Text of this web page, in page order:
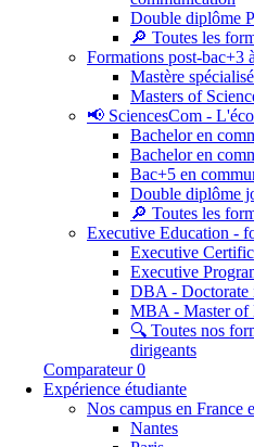
Double diplôme
🔎 Toutes les
Formations post-bac+3
Mastère
Masters of
📢 SciencesCom -
Bachelor en
Bachelor en
Bac+5 en
Double diplôme
🔎 Toutes les
Executive Education -
Executive
Executive
DBA - Doctorate
MBA - Master of
🔍 Toutes nos
dirigeants
Comparateur 0
Expérience étudiante
Nos campus en France
Nantes